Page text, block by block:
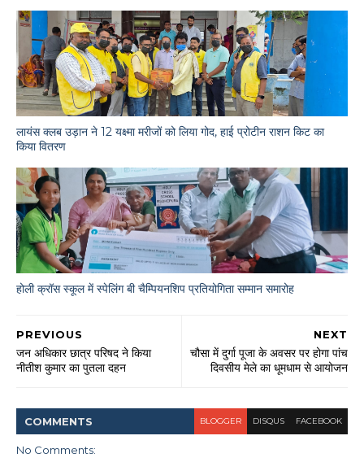
लायंस क्लब उड़ान ने 12 यक्ष्मा मरीजों को लिया गोद, हाई प्रोटीन राशन किट का
किया वितरण
होली क्रॉस स्कूल में स्पेलिंग बी चैम्पियनशिप प्रतियोगिता सम्मान समारोह
NEXT
चौसा में दुर्गा पूजा के अवसर पर होगा पांच
दिवसीय मेले का धूमधाम से आयोजन
PREVIOUS
जन अधिकार छात्र परिषद ने किया
नीतीश कुमार का पुतला दहन
COMMENTS BLOGGER DISQUS FACEBOOK
No Comments: